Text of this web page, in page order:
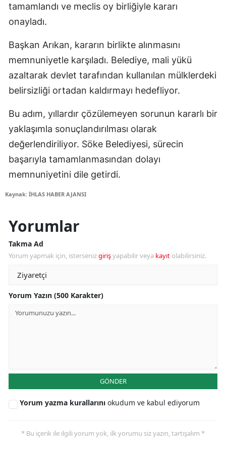
tamamlandı ve meclis oy birliğiyle kararı
onayladı.
Başkan Arıkan, kararın birlikte alınmasını
memnuniyetle karşıladı. Belediye, mali yükü
azaltarak devlet tarafından kullanılan mülklerdeki
belirsizliği ortadan kaldırmayı hedefliyor.
Bu adım, yıllardır çözülemeyen sorunun kararlı bir
yaklaşımla sonuçlandırılması olarak
değerlendiriliyor. Söke Belediyesi, sürecin
başarıyla tamamlanmasından dolayı
memnuniyetini dile getirdi.
Kaynak: İHLAS HABER AJANSI
Yorumlar
Takma Ad
Yorum yapmak için, istersenizgirişyapabilir veya kayıt olabilirsiniz.
Yorum Yazın (500 Karakter)
GÖNDER
Yorum yazma kurallarını okudum ve kabul ediyorum
* Bu içerik ile ilgili yorum yok, ilk yorumu siz yazın, tartışalım *